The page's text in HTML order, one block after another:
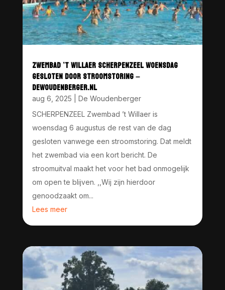
ZWEMBAD ’T WILLAER SCHERPENZEEL WOENSDAG
GESLOTEN DOOR STROOMSTORING –
DEWOUDENBERGER.NL
aug 6, 2025
De Woudenberger
SCHERPENZEEL Zwembad ’t Willaer is
woensdag 6 augustus de rest van de dag
gesloten vanwege een stroomstoring. Dat meldt
het zwembad via een kort bericht. De
stroomuitval maakt het voor het bad onmogelijk
om open te blijven. ,,Wij zijn hierdoor
genoodzaakt om...
Lees meer